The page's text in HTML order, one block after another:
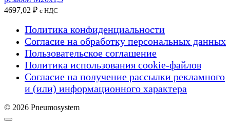
4697,02 ₽ с НДС
Политика конфиденциальности
Согласие на обработку персональных данных
Пользовательское соглашение
Политика использования cookie-файлов
Согласие на получение рассылки рекламного
и (или) информационного характера
© 2026 Pneumosystem